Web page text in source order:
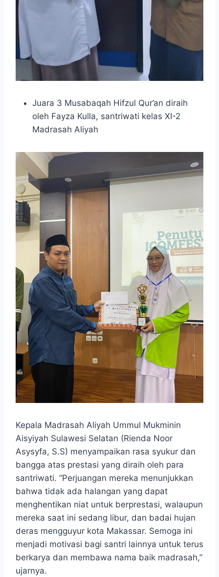
Juara 3 Musabaqah Hifzul Qur’an diraih
oleh Fayza Kulla, santriwati kelas XI-2
Madrasah Aliyah
Kepala Madrasah Aliyah Ummul Mukminin
Aisyiyah Sulawesi Selatan (Rienda Noor
Asysyfa, S.S) menyampaikan rasa syukur dan
bangga atas prestasi yang diraih oleh para
santriwati. “Perjuangan mereka menunjukkan
bahwa tidak ada halangan yang dapat
menghentikan niat untuk berprestasi, walaupun
mereka saat ini sedang libur, dan badai hujan
deras mengguyur kota Makassar. Semoga ini
menjadi motivasi bagi santri lainnya untuk terus
berkarya dan membawa nama baik madrasah,”
ujarnya.